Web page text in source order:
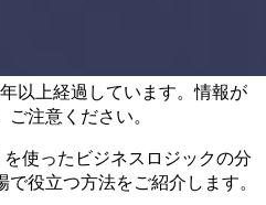
以上経過しています。情報が
注意ください。
使ったビジネスロジックの分
役立つ方法をご紹介します。